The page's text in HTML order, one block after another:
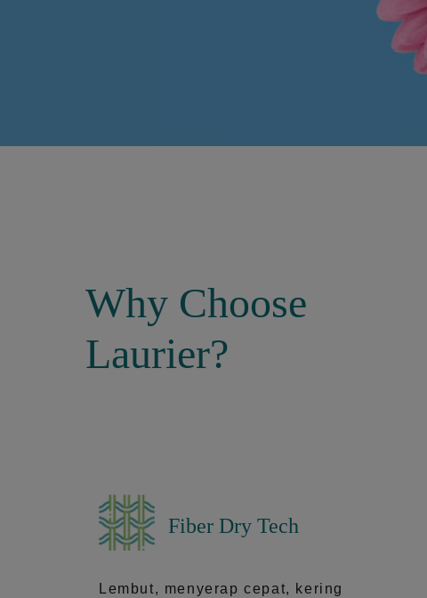
Why Choose
Laurier?
Fiber Dry Tech
Lembut, menyerap cepat, kering